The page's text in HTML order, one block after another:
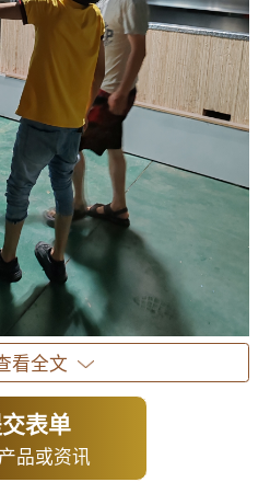
优势
看全文
表单
品或资讯